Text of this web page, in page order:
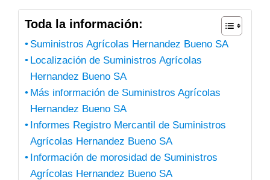
Toda la información:
Suministros Agrícolas Hernandez Bueno SA
Localización de Suministros Agrícolas
Hernandez Bueno SA
Más información de Suministros Agrícolas
Hernandez Bueno SA
Informes Registro Mercantil de Suministros
Agrícolas Hernandez Bueno SA
Información de morosidad de Suministros
Agrícolas Hernandez Bueno SA